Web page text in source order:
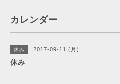
カレンダー
休み 2017-09-11 (月)
休み